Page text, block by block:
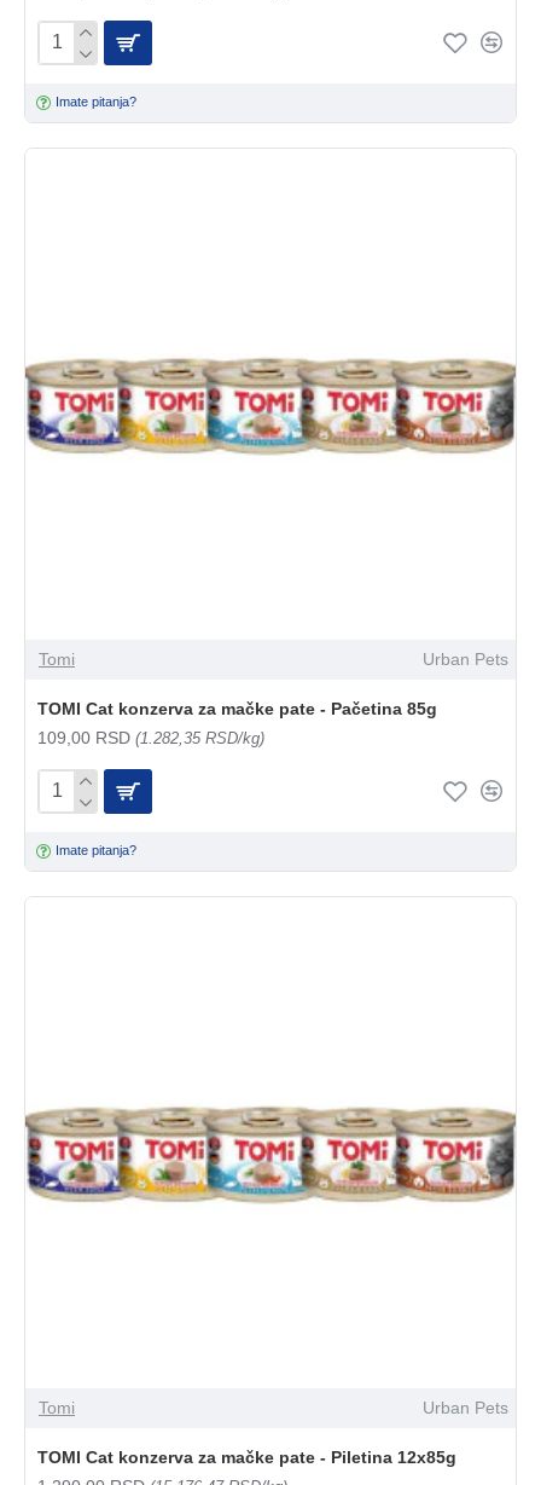
Imate pitanja?
Tomi Urban Pets
TOMI Cat konzerva za mačke pate - Pačetina 85g
109,00 RSD (1.282,35 RSD/kg)
Imate pitanja?
Tomi Urban Pets
TOMI Cat konzerva za mačke pate - Piletina 12x85g